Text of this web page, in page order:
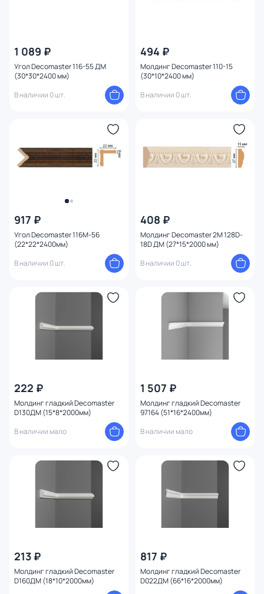
1 089 ₽
Угол Decomaster 116-55 ДМ
(30*30*2400 мм)
В наличии 0 шт.
494 ₽
Молдинг Decomaster 110-15
(30*10*2400 мм)
В наличии 0 шт.
917 ₽
Угол Decomaster 116M-56
(22*22*2400мм)
В наличии 0 шт.
408 ₽
Молдинг Decomaster 2M 128D-
18D ДМ (27*15*2000 мм)
В наличии 0 шт.
222 ₽
Молдинг гладкий Decomaster
D130ДМ (15*8*2000мм)
В наличии мало
1 507 ₽
Молдинг гладкий Decomaster
97164 (51*16*2400мм)
В наличии мало
213 ₽
Молдинг гладкий Decomaster
D160ДМ (18*10*2000мм)
817 ₽
Молдинг гладкий Decomaster
D022ДМ (66*16*2000мм)